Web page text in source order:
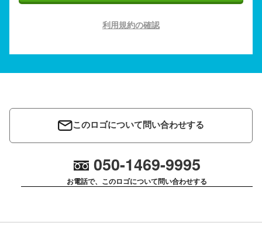
利用規約の確認
このロゴについて問い合わせする
050-1469-9995
お電話で、このロゴについて問い合わせする